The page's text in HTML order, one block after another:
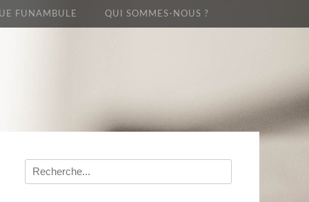
FUNAMBULE QUI SOMMES-NOUS ?
Recherche
pour